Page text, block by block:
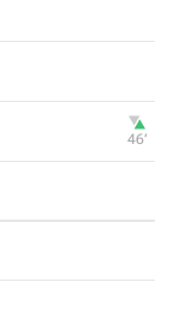
46‎’‎